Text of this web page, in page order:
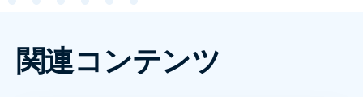
関連コンテンツ